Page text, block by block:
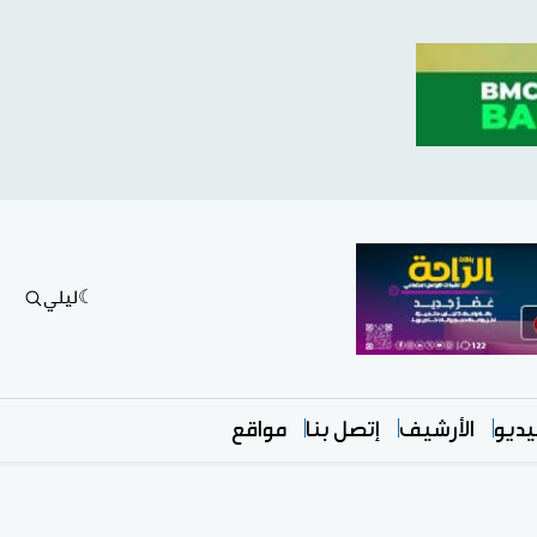
ليلي
الأرشيف إتصل بنا مواقع